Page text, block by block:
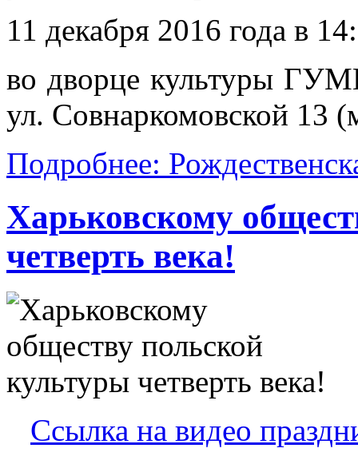
11 декабря 2016 года в
во дворце культуры
ул. Совнаркомовской 13
Подробнее:
Харьковскому
четверть века!
Ссылка на видео